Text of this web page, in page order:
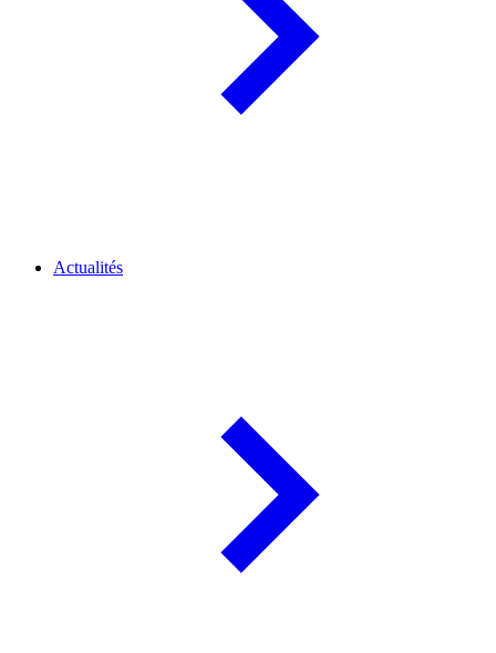
Actualités